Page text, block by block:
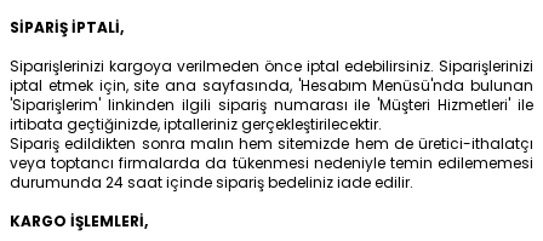
SİPARİŞ İPTALİ,
Siparişlerinizi kargoya verilmeden önce iptal edebilirsiniz. Siparişlerinizi
iptal etmek için, site ana sayfasında, 'Hesabım Menüsü'nda bulunan
'Siparişlerim' linkinden ilgili sipariş numarası ile 'Müşteri Hizmetleri' ile
irtibata geçtiğinizde, iptalleriniz gerçekleştirilecektir.
Sipariş edildikten sonra malın hem sitemizde hem de üretici-ithalatçı
veya toptancı firmalarda da tükenmesi nedeniyle temin edilememesi
durumunda 24 saat içinde sipariş bedeliniz iade edilir.
KARGO İŞLEMLERİ,